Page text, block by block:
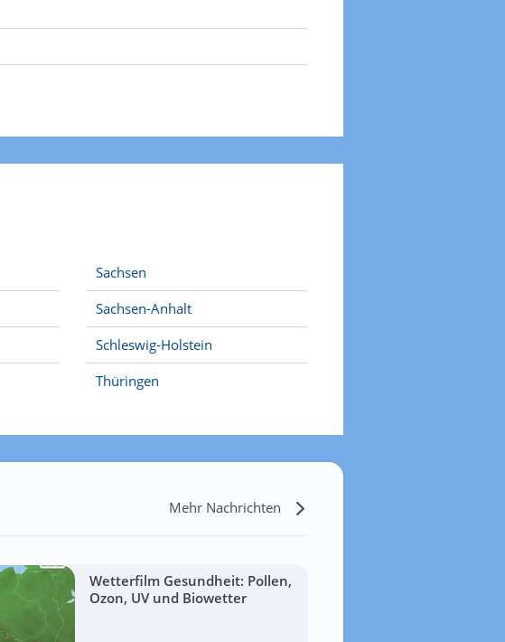
Sachsen
Sachsen-Anhalt
Schleswig-Holstein
Thüringen
Mehr Nachrichten
Wetterfilm Gesundheit: Pollen,
Ozon, UV und Biowetter